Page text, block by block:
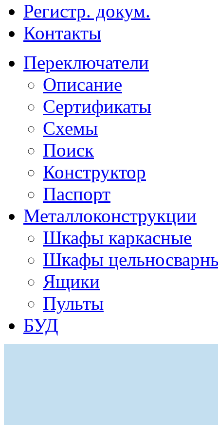
Регистр. докум.
Контакты
Переключатели
Описание
Сертификаты
Схемы
Поиск
Конструктор
Паспорт
Металлоконструкции
Шкафы каркасные
Шкафы
Ящики
Пульты
БУД